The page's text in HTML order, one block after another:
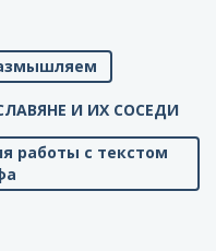
И ИХ СОСЕДИ
работы с текстом